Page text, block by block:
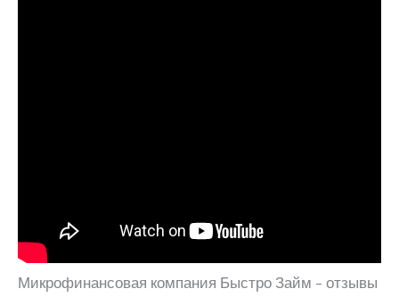
Микрофинансовая компания Быстро Займ – отзывы